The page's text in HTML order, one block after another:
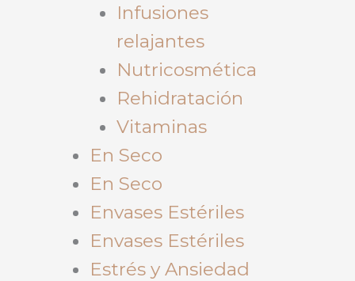
Infusiones
relajantes
Nutricosmética
Rehidratación
Vitaminas
En Seco
En Seco
Envases Estériles
Envases Estériles
Estrés y Ansiedad